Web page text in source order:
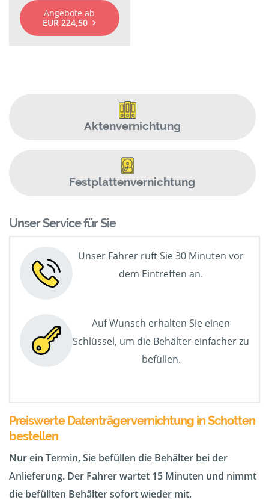
Angebote ab
EUR 224,50
Aktenvernichtung
Festplattenvernichtung
Unser Service für Sie
Unser Fahrer ruft Sie 30 Minuten vor
dem Eintreffen an.
Auf Wunsch erhalten Sie einen
Schlüssel, um die Behälter einfacher zu
befüllen.
Preiswerte Datenträgervernichtung in Schotten
bestellen
Nur ein Termin, Sie befüllen die Behälter bei der
Anlieferung. Der Fahrer wartet 15 Minuten und nimmt
die befüllten Behälter sofort wieder mit.